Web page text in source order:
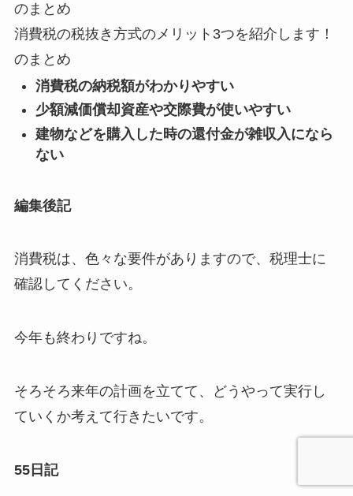
のまとめ
消費税の税抜き方式のメリット3つを紹介します！
のまとめ
消費税の納税額がわかりやすい
少額減価償却資産や交際費が使いやすい
建物などを購入した時の還付金が雑収入になら
ない
編集後記
消費税は、色々な要件がありますので、税理士に
確認してください。
今年も終わりですね。
そろそろ来年の計画を立てて、どうやって実行し
ていくか考えて行きたいです。
55日記